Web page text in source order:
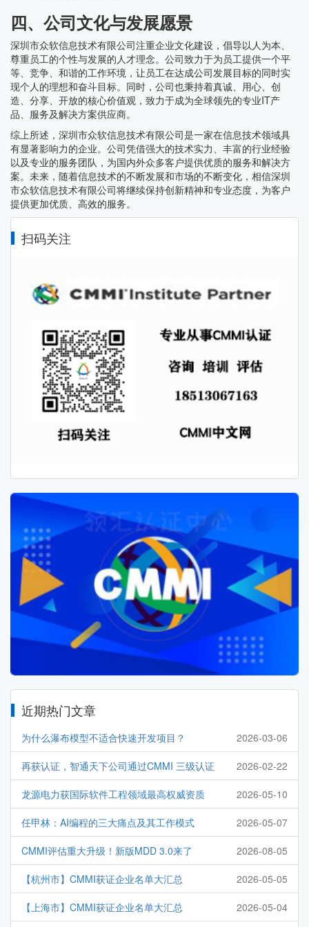
四、公司文化与发展愿景
深圳市众软信息技术有限公司注重企业文化建设，倡导以人为本、
尊重员工的个性与发展的人才理念。公司致力于为员工提供一个平
等、竞争、和谐的工作环境，让员工在达成公司发展目标的同时实
现个人的理想和奋斗目标。同时，公司也秉持着真诚、用心、创
造、分享、开放的核心价值观，致力于成为全球领先的专业IT产
品、服务及解决方案供应商。
综上所述，深圳市众软信息技术有限公司是一家在信息技术领域具
有显著影响力的企业。公司凭借强大的技术实力、丰富的行业经验
以及专业的服务团队，为国内外众多客户提供优质的服务和解决方
案。未来，随着信息技术的不断发展和市场的不断变化，相信深圳
市众软信息技术有限公司将继续保持创新精神和专业态度，为客户
提供更加优质、高效的服务。
扫码关注
近期热门文章
为什么瀑布模型不适合快速开发项目？ 2026-03-06
再获认证，智通天下公司通过CMMI 三级认证 2026-02-22
龙源电力获国际软件工程领域最高权威资质 2026-05-10
任甲林：AI编程的三大痛点及其工作模式 2026-05-07
CMMI评估重大升级！新版MDD 3.0来了 2026-08-05
【杭州市】CMMI获证企业名单大汇总 2026-05-05
【上海市】CMMI获证企业名单大汇总 2026-05-04